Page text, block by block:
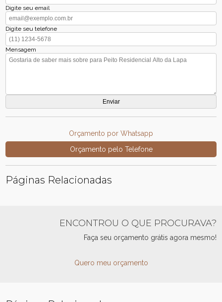
Digite seu email
Digite seu telefone
Mensagem
Orçamento por Whatsapp
Orçamento pelo Telefone
Páginas Relacionadas
ENCONTROU O QUE PROCURAVA?
Faça seu orçamento grátis agora mesmo!
Quero meu orçamento